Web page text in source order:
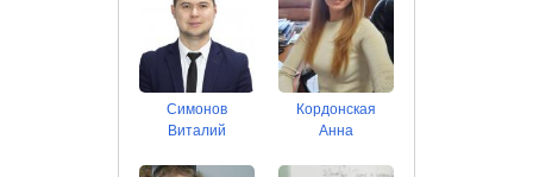
Симонов
Виталий
Кордонская
Анна